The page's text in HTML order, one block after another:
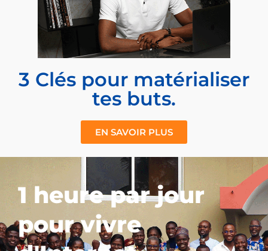
3 Clés pour matérialiser
tes buts.
EN SAVOIR PLUS
1 heure par jour
pour vivre